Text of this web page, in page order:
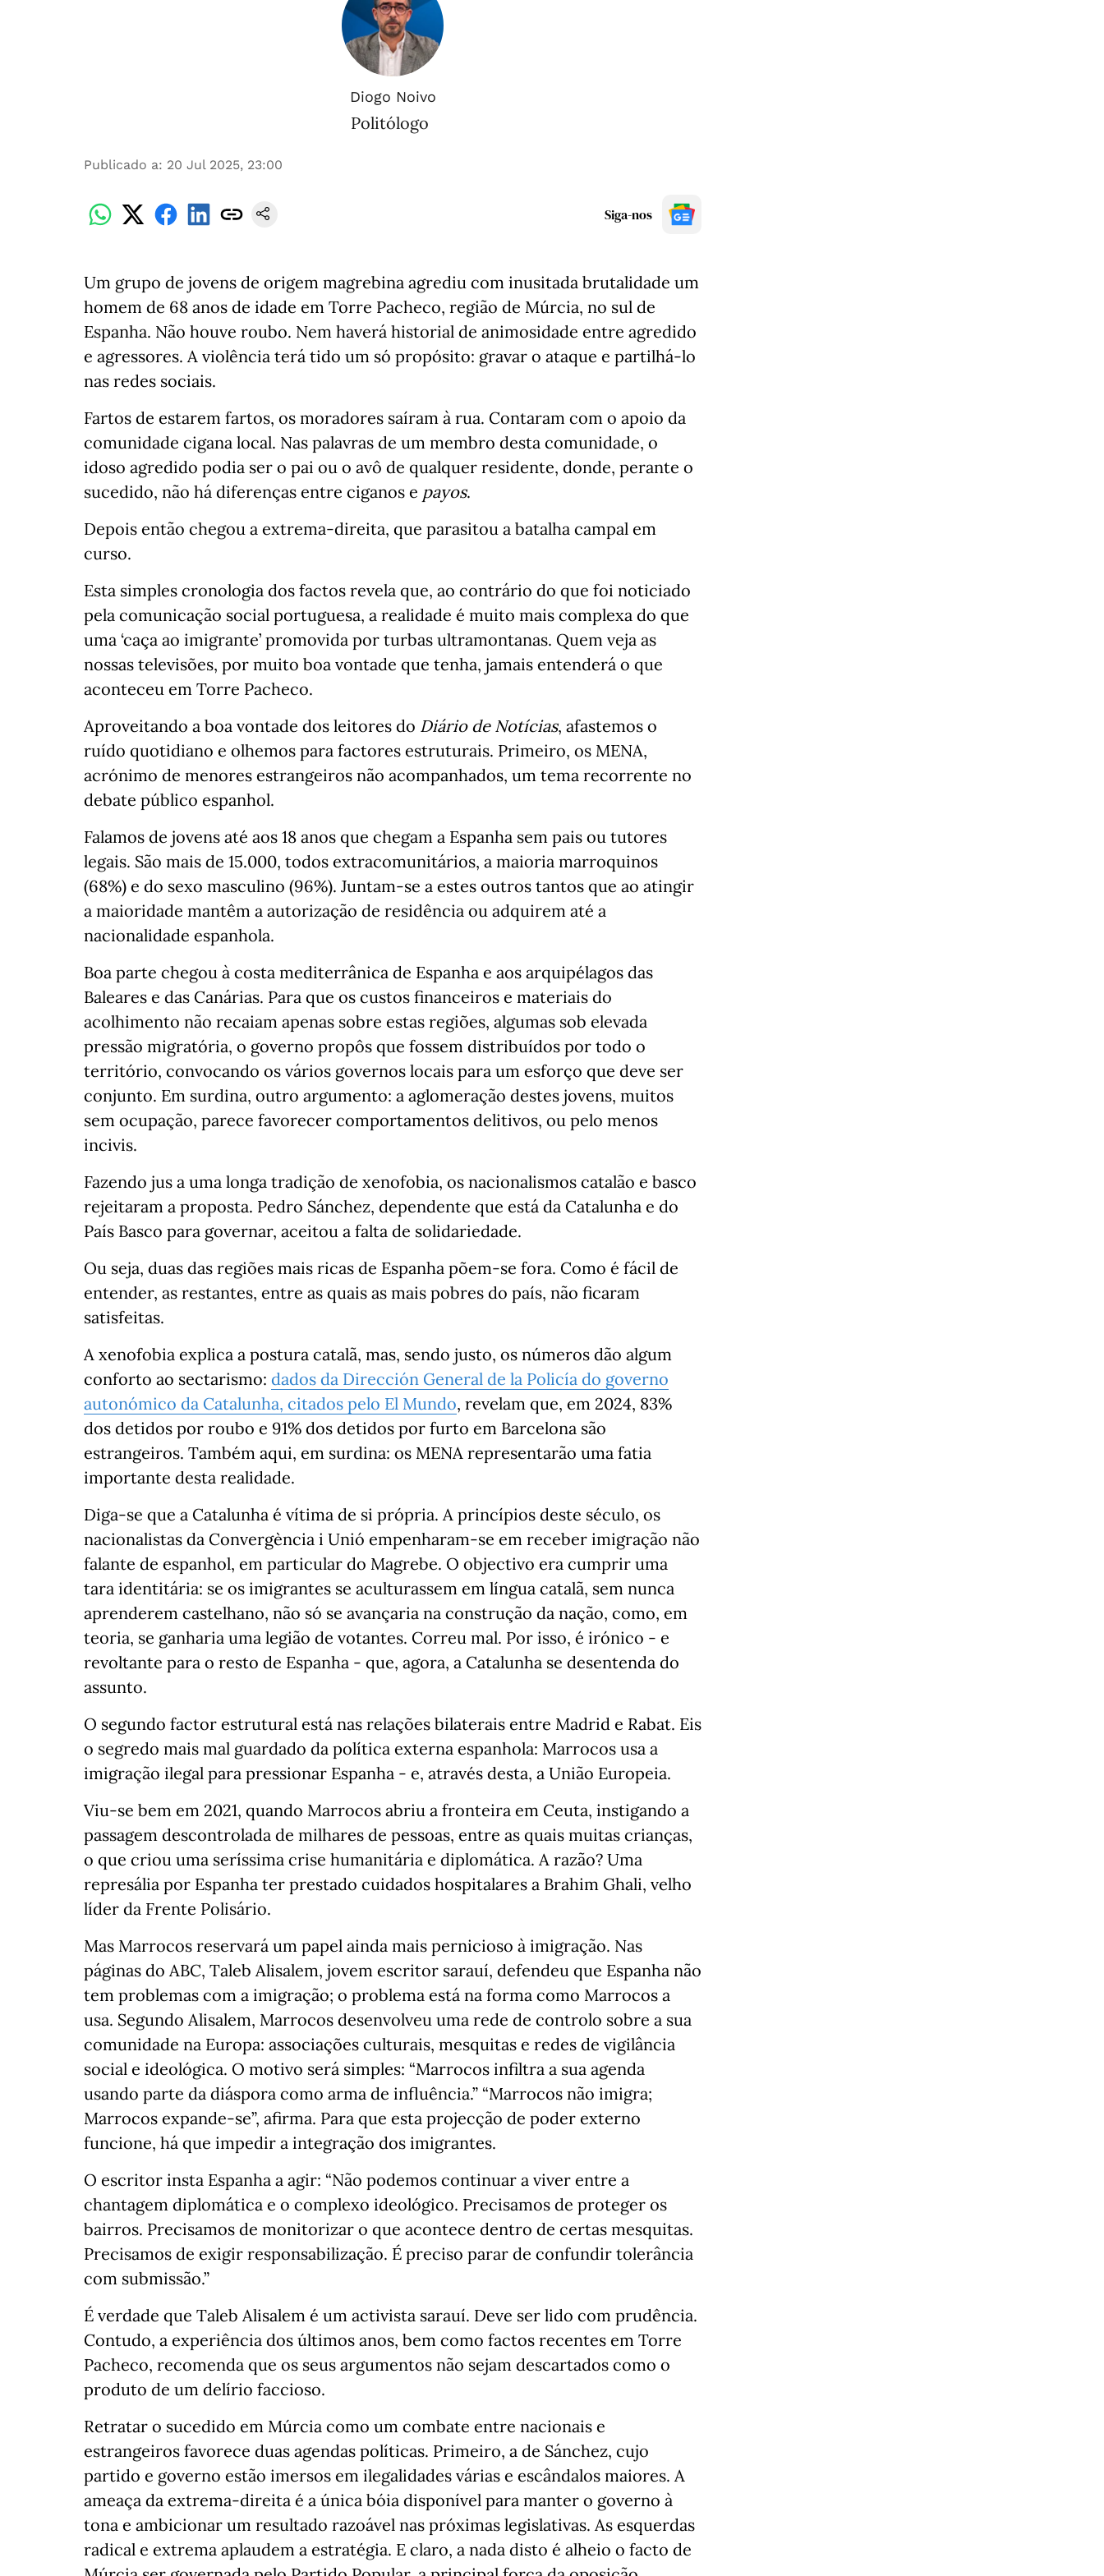
Diogo Noivo
Politólogo
Publicado a: 20 Jul 2025, 23:00
Siga-nos
Um grupo de jovens de origem magrebina agrediu com inusitada brutalidade um
homem de 68 anos de idade em Torre Pacheco, região de Múrcia, no sul de
Espanha. Não houve roubo. Nem haverá historial de animosidade entre agredido
e agressores. A violência terá tido um só propósito: gravar o ataque e partilhá-lo
nas redes sociais.
Fartos de estarem fartos, os moradores saíram à rua. Contaram com o apoio da
comunidade cigana local. Nas palavras de um membro desta comunidade, o
idoso agredido podia ser o pai ou o avô de qualquer residente, donde, perante o
sucedido, não há diferenças entre ciganos e payos.
Depois então chegou a extrema-direita, que parasitou a batalha campal em
curso.
Esta simples cronologia dos factos revela que, ao contrário do que foi noticiado
pela comunicação social portuguesa, a realidade é muito mais complexa do que
uma ‘caça ao imigrante’ promovida por turbas ultramontanas. Quem veja as
nossas televisões, por muito boa vontade que tenha, jamais entenderá o que
aconteceu em Torre Pacheco.
Aproveitando a boa vontade dos leitores do Diário de Notícias, afastemos o
ruído quotidiano e olhemos para factores estruturais. Primeiro, os MENA,
acrónimo de menores estrangeiros não acompanhados, um tema recorrente no
debate público espanhol.
Falamos de jovens até aos 18 anos que chegam a Espanha sem pais ou tutores
legais. São mais de 15.000, todos extracomunitários, a maioria marroquinos
(68%) e do sexo masculino (96%). Juntam-se a estes outros tantos que ao atingir
a maioridade mantêm a autorização de residência ou adquirem até a
nacionalidade espanhola.
Boa parte chegou à costa mediterrânica de Espanha e aos arquipélagos das
Baleares e das Canárias. Para que os custos financeiros e materiais do
acolhimento não recaiam apenas sobre estas regiões, algumas sob elevada
pressão migratória, o governo propôs que fossem distribuídos por todo o
território, convocando os vários governos locais para um esforço que deve ser
conjunto. Em surdina, outro argumento: a aglomeração destes jovens, muitos
sem ocupação, parece favorecer comportamentos delitivos, ou pelo menos
incivis.
Fazendo jus a uma longa tradição de xenofobia, os nacionalismos catalão e basco
rejeitaram a proposta. Pedro Sánchez, dependente que está da Catalunha e do
País Basco para governar, aceitou a falta de solidariedade.
Ou seja, duas das regiões mais ricas de Espanha põem-se fora. Como é fácil de
entender, as restantes, entre as quais as mais pobres do país, não ficaram
satisfeitas.
A xenofobia explica a postura catalã, mas, sendo justo, os números dão algum
conforto ao sectarismo: dados da Dirección General de la Policía do governo
autonómico da Catalunha, citados pelo El Mundo, revelam que, em 2024, 83%
dos detidos por roubo e 91% dos detidos por furto em Barcelona são
estrangeiros. Também aqui, em surdina: os MENA representarão uma fatia
importante desta realidade.
Diga-se que a Catalunha é vítima de si própria. A princípios deste século, os
nacionalistas da Convergència i Unió empenharam-se em receber imigração não
falante de espanhol, em particular do Magrebe. O objectivo era cumprir uma
tara identitária: se os imigrantes se aculturassem em língua catalã, sem nunca
aprenderem castelhano, não só se avançaria na construção da nação, como, em
teoria, se ganharia uma legião de votantes. Correu mal. Por isso, é irónico - e
revoltante para o resto de Espanha - que, agora, a Catalunha se desentenda do
assunto.
O segundo factor estrutural está nas relações bilaterais entre Madrid e Rabat. Eis
o segredo mais mal guardado da política externa espanhola: Marrocos usa a
imigração ilegal para pressionar Espanha - e, através desta, a União Europeia.
Viu-se bem em 2021, quando Marrocos abriu a fronteira em Ceuta, instigando a
passagem descontrolada de milhares de pessoas, entre as quais muitas crianças,
o que criou uma seríssima crise humanitária e diplomática. A razão? Uma
represália por Espanha ter prestado cuidados hospitalares a Brahim Ghali, velho
líder da Frente Polisário.
Mas Marrocos reservará um papel ainda mais pernicioso à imigração. Nas
páginas do ABC, Taleb Alisalem, jovem escritor sarauí, defendeu que Espanha não
tem problemas com a imigração; o problema está na forma como Marrocos a
usa. Segundo Alisalem, Marrocos desenvolveu uma rede de controlo sobre a sua
comunidade na Europa: associações culturais, mesquitas e redes de vigilância
social e ideológica. O motivo será simples: “Marrocos infiltra a sua agenda
usando parte da diáspora como arma de influência.” “Marrocos não imigra;
Marrocos expande-se”, afirma. Para que esta projecção de poder externo
funcione, há que impedir a integração dos imigrantes.
O escritor insta Espanha a agir: “Não podemos continuar a viver entre a
chantagem diplomática e o complexo ideológico. Precisamos de proteger os
bairros. Precisamos de monitorizar o que acontece dentro de certas mesquitas.
Precisamos de exigir responsabilização. É preciso parar de confundir tolerância
com submissão.”
É verdade que Taleb Alisalem é um activista sarauí. Deve ser lido com prudência.
Contudo, a experiência dos últimos anos, bem como factos recentes em Torre
Pacheco, recomenda que os seus argumentos não sejam descartados como o
produto de um delírio faccioso.
Retratar o sucedido em Múrcia como um combate entre nacionais e
estrangeiros favorece duas agendas políticas. Primeiro, a de Sánchez, cujo
partido e governo estão imersos em ilegalidades várias e escândalos maiores. A
ameaça da extrema-direita é a única bóia disponível para manter o governo à
tona e ambicionar um resultado razoável nas próximas legislativas. As esquerdas
radical e extrema aplaudem a estratégia. E claro, a nada disto é alheio o facto de